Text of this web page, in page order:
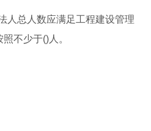
人总人数应满足工程建设管理
不少于()人。